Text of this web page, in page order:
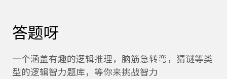
答题呀
一个涵盖有趣的逻辑推理，脑筋急转弯，猜谜等类
型的逻辑智力题库，等你来挑战智力